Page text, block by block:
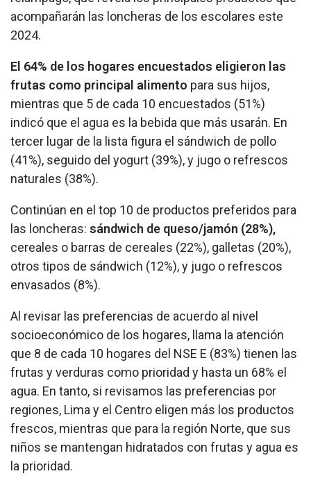
acompañarán las loncheras de los escolares este
2024.
El 64% de los hogares encuestados eligieron las
frutas como principal alimento para sus hijos,
mientras que 5 de cada 10 encuestados (51%)
indicó que el agua es la bebida que más usarán. En
tercer lugar de la lista figura el sándwich de pollo
(41%), seguido del yogurt (39%), y jugo o refrescos
naturales (38%).
Continúan en el top 10 de productos preferidos para
las loncheras: sándwich de queso/jamón (28%),
cereales o barras de cereales (22%), galletas (20%),
otros tipos de sándwich (12%), y jugo o refrescos
envasados (8%).
Al revisar las preferencias de acuerdo al nivel
socioeconómico de los hogares, llama la atención
que 8 de cada 10 hogares del NSE E (83%) tienen las
frutas y verduras como prioridad y hasta un 68% el
agua. En tanto, si revisamos las preferencias por
regiones, Lima y el Centro eligen más los productos
frescos, mientras que para la región Norte, que sus
niños se mantengan hidratados con frutas y agua es
la prioridad.